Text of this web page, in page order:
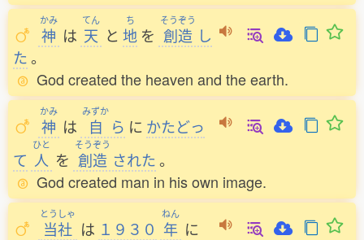
かみ
神 は
てん
天 と
ち
地 を
そうぞう
創造 し
た。
God created the heaven and the earth.
かみ
神 は
みずか
自 ら に かたどっ
て
ひと
人 を
そうぞう
創造 された。
God created man in his own image.
とうしゃ
当社 は １９３０
ねん
年 に